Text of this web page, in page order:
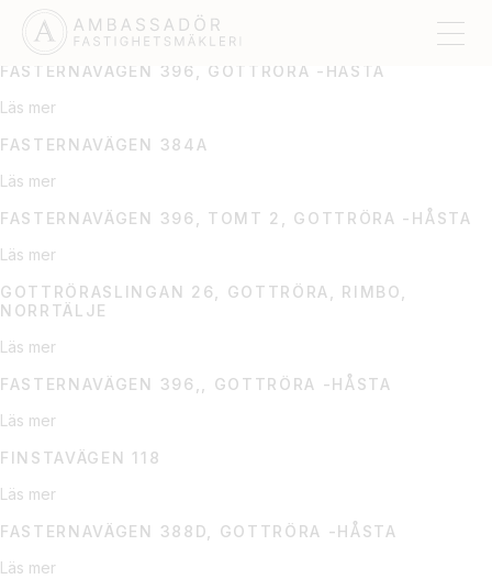
RIMBO
FASTERNAVÄGEN 396, GOTTRÖRA -HÅSTA
Läs mer
FASTERNAVÄGEN 384A
Läs mer
FASTERNAVÄGEN 396, TOMT 2, GOTTRÖRA -HÅSTA
Läs mer
GOTTRÖRASLINGAN 26, GOTTRÖRA, RIMBO,
NORRTÄLJE
Läs mer
FASTERNAVÄGEN 396,, GOTTRÖRA -HÅSTA
Läs mer
FINSTAVÄGEN 118
Läs mer
FASTERNAVÄGEN 388D, GOTTRÖRA -HÅSTA
Läs mer